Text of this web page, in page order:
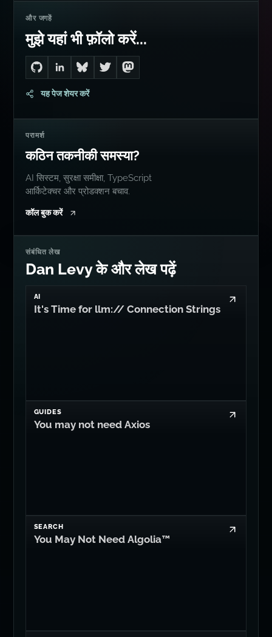
और जगहें
मुझे यहां भी फ़ॉलो करें...
Go to Dan's GitHub
Connect with me on LinkedIn
Follow me on Bluesky
Follow me on Twitter
Follow me on Mastodon
यह पेज शेयर करें
परामर्श
कठिन तकनीकी समस्या?
AI सिस्टम, सुरक्षा समीक्षा, TypeScript
आर्किटेक्चर और प्रोडक्शन बचाव.
कॉल बुक करें
संबंधित लेख
Dan Levy के और लेख पढ़ें
AI
It's Time for llm:// Connection Strings
GUIDES
You may not need Axios
SEARCH
You May Not Need Algolia™